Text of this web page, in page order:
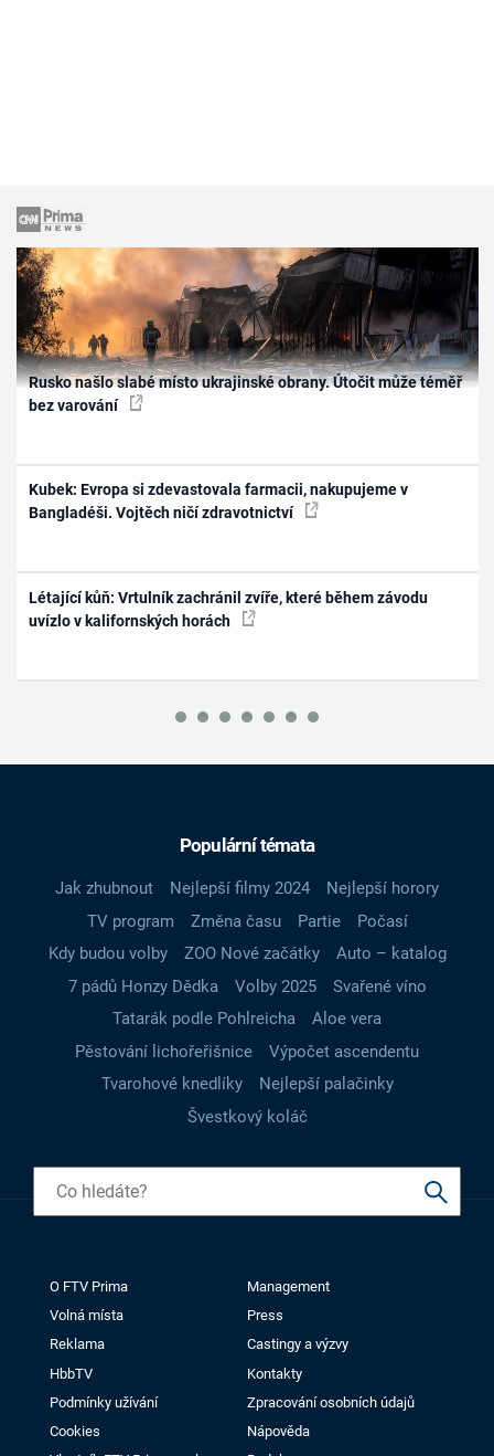
Rusko našlo slabé místo ukrajinské obrany. Útočit může téměř
bez varování
Kubek: Evropa si zdevastovala farmacii, nakupujeme v
Bangladéši. Vojtěch ničí zdravotnictví
Létající kůň: Vrtulník zachránil zvíře, které během závodu
uvízlo v kalifornských horách
Populární témata
Jak zhubnout Nejlepší filmy 2024
Nejlepší horory
TV program
Změna času Partie
Počasí
Kdy budou volby
ZOO Nové začátky
Auto – katalog
7 pádů Honzy Dědka
Volby 2025
Svařené víno
Tatarák podle Pohlreicha
Aloe vera
Pěstování lichořeřišnice
Výpočet ascendentu
Tvarohové knedlíky
Nejlepší palačinky
Švestkový koláč
O FTV Prima
Management
Volná místa
Press
Reklama
Castingy a výzvy
HbbTV
Kontakty
Podmínky užívání
Zpracování osobních údajů
Cookies
Nápověda